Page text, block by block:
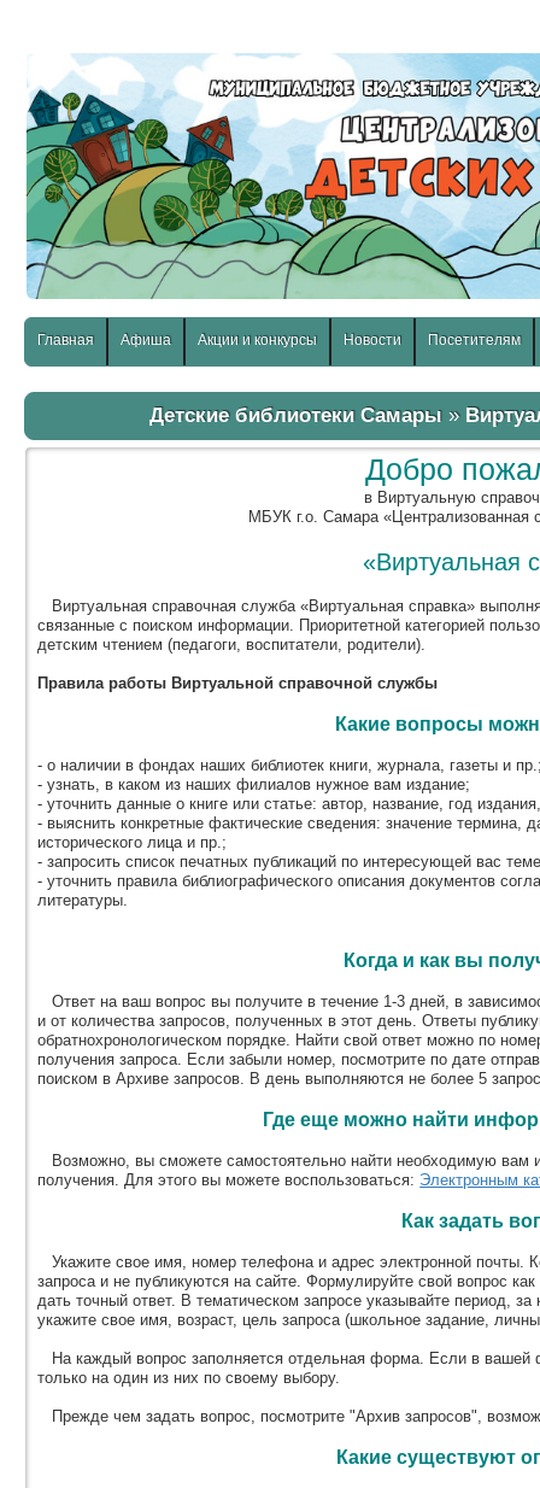
Главная Афиша Акции и конкурсы Новости Посетителям
Детские библиотеки Самары »
Добро
в Виртуальную
МБУК г.о. Самара «Централизованная
«Виртуальная
Виртуальная справочная служба «Виртуальная справка»
связанные с поиском информации. Приоритетной категорией
детским чтением (педагоги, воспитатели, родители).
Правила работы Виртуальной справочной службы
Какие вопросы
- о наличии в фондах наших библиотек книги, журнала, газеты и
- узнать, в каком из наших филиалов нужное вам издание;
- уточнить данные о книге или статье: автор, название, год
- выяснить конкретные фактические сведения: значение термина,
исторического лица и пр.;
- запросить список печатных публикаций по интересующей вас
- уточнить правила библиографического описания документов
литературы.
Когда и как вы
Ответ на ваш вопрос вы получите в течение 1-3 дней, в
и от количества запросов, полученных в этот день. Ответы
обратнохронологическом порядке. Найти свой ответ можно по
получения запроса. Если забыли номер, посмотрите по дате
поиском в Архиве запросов. В день выполняются не более 5
Где еще можно найти
Возможно, вы сможете самостоятельно найти необходимую
получения. Для этого вы можете воспользоваться: Электронным
Как задать
Укажите свое имя, номер телефона и адрес электронной почты.
запроса и не публикуются на сайте. Формулируйте свой вопрос
дать точный ответ. В тематическом запросе указывайте период,
укажите свое имя, возраст, цель запроса (школьное задание,
На каждый вопрос заполняется отдельная форма. Если в вашей
только на один из них по своему выбору.
Прежде чем задать вопрос, посмотрите "Архив запросов",
Какие существуют